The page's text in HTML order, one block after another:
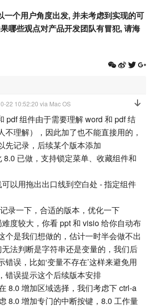
一个用户角度出发, 并未考虑到实现的可
哪些观点对产品开发团队有冒犯, 请海
22 10:52:20 via Mac OS
pdf 组件由于需要理解 word 和 pdf 结
不理解），因此加了也不能直接用的，
先记录，后续某个版本添加
8.0 已做，支持锁定菜单、收藏组件和
以用拖出出口线到空白处 - 指定组件
录一下，合适的版本，优化一下
度较大，你看 ppt 和 visio 给你自动布
个是我们想做的，估计一时半会做不出
法判断是字符串还是变量的，我们后
错误，比如‘变量不存在’这样来避免用
错误提示这个后续版本安排
8.0 增加区域选择，我们考虑下 ctrl-a
8.0 增加专门的中断按键，8.0 工作量